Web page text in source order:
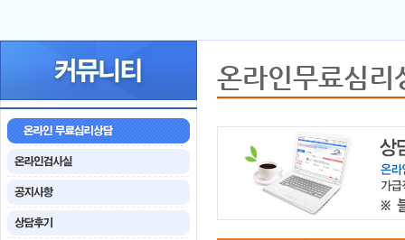
온라인무료심리